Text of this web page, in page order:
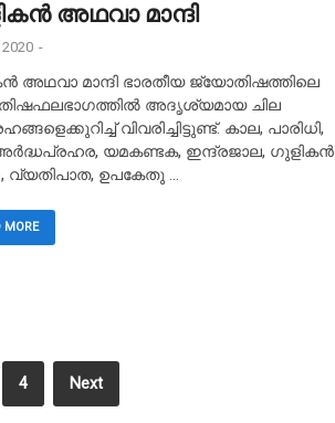
അഥവാ മാന്ദി
-
അഥവാ മാന്ദി ഭാരതീയ ജ്യോതിഷത്തിലെ
അദൃശ്യമായ ചില
വിവരിച്ചിട്ടുണ്ട്. കാല, പാരിധി,
യമകണ്ടക, ഇന്ദ്രജാല, ഗുളികൻ
വ്യതിപാത, ഉപകേതു …
MORE
4 Next